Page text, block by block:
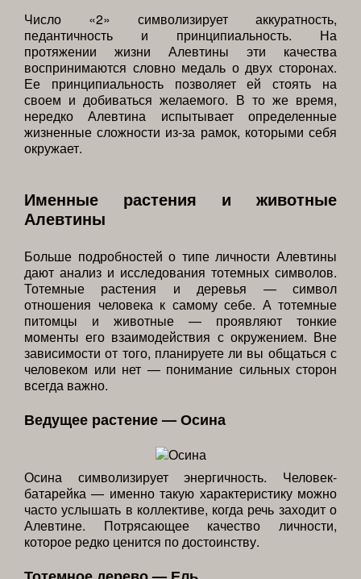
Число «2» символизирует аккуратность,
педантичность и принципиальность. На
протяжении жизни Алевтины эти качества
воспринимаются словно медаль о двух сторонах.
Ее принципиальность позволяет ей стоять на
своем и добиваться желаемого. В то же время,
нередко Алевтина испытывает определенные
жизненные сложности из-за рамок, которыми себя
окружает.
Именные растения и животные
Алевтины
Больше подробностей о типе личности Алевтины
дают анализ и исследования тотемных символов.
Тотемные растения и деревья — символ
отношения человека к самому себе. А тотемные
питомцы и животные — проявляют тонкие
моменты его взаимодействия с окружением. Вне
зависимости от того, планируете ли вы общаться с
человеком или нет — понимание сильных сторон
всегда важно.
Ведущее растение — Осина
Осина символизирует энергичность. Человек-
батарейка — именно такую характеристику можно
часто услышать в коллективе, когда речь заходит о
Алевтине. Потрясающее качество личности,
которое редко ценится по достоинству.